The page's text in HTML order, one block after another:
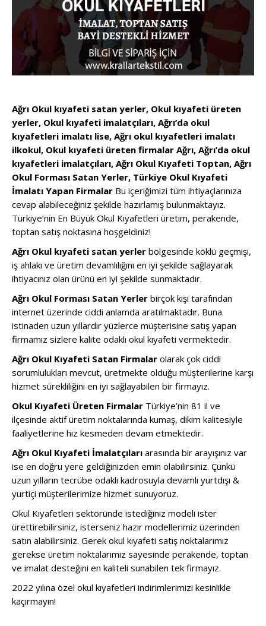
Ağrı Okul kıyafeti satan yerler, Okul kıyafeti üreten
yerler, Okul kıyafeti imalatçıları, Ağrı’da okul
kıyafetleri imalatı lise, Ağrı okul kıyafetleri imalatı
ilkokul, Okul kıyafeti üreten firmalar Ağrı, Ağrı’da okul
kıyafetleri imalatçıları, Ağrı Okul Kıyafeti Toptan, Ağrı
Okul Forması Satan Yerler, Türkiye Okul Kıyafeti
İmalatı Yapan Firmalar Bu içeriğimizi tüm ihtiyaçlarınıza
cevap alabileceğiniz şekilde hazırlamış bulunmaktayız.
Türkiye’nin En Büyük Okul Kıyafetleri üretim, perakende,
toptan satış noktasına hoşgeldiniz!
Ağrı Okul kıyafeti satan yerler bölgesinde köklü geçmişi,
iş ahlakı ve üretim devamlılığını en iyi şekilde sağlayarak
ihtiyacınız olan ürünü en iyi şekilde sunmaktadır.
Ağrı Okul Forması Satan Yerler birçok kişi tarafından
internet üzerinde ciddi anlamda aratılmaktadır. Buna
istinaden uzun yıllardır yüzlerce müşterisine satış yapan
firmamız sizlere kalite odaklı okul kıyafeti vermektedir.
Ağrı Okul Kıyafeti Satan Firmalar olarak çok ciddi
sorumlulukları mevcut, üretmekte olduğu müşterilerine karşı
hizmet sürekliliğini en iyi sağlayabilen bir firmayız.
Okul Kıyafeti Üreten Firmalar Türkiye’nin 81 il ve
ilçesinde aktif üretim noktalarında kumaş, dikim kalitesiyle
faaliyetlerine hız kesmeden devam etmektedir.
Ağrı Okul Kıyafeti İmalatçıları arasında bir arayışınız var
ise en doğru yere geldiğinizden emin olabilirsiniz. Çünkü
uzun yılların tecrübe odaklı kadrosuyla devamlı yurtdışı &
yurtiçi müşterilerimize hizmet sunuyoruz.
Okul Kıyafetleri sektöründe istediğiniz modeli ister
ürettirebilirsiniz, isterseniz hazır modellerimiz üzerinden
satın alabilirsiniz. Gerek okul kıyafeti satış noktalarımız
gerekse üretim noktalarımız sayesinde perakende, toptan
ve imalat desteğini en kaliteli sunabilen tek firmayız.
2022 yılına özel okul kıyafetleri indirimlerimizi kesinlikle
kaçırmayın!